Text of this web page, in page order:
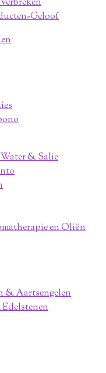
Geloof
& Salie
en Oliën
& Aartsengelen